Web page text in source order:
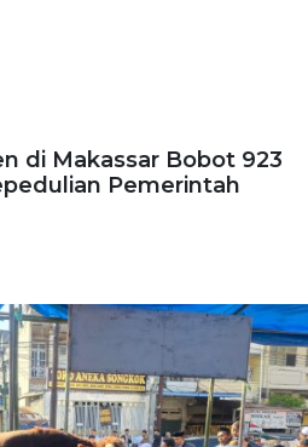
di Makassar Bobot 923
Pemerintah